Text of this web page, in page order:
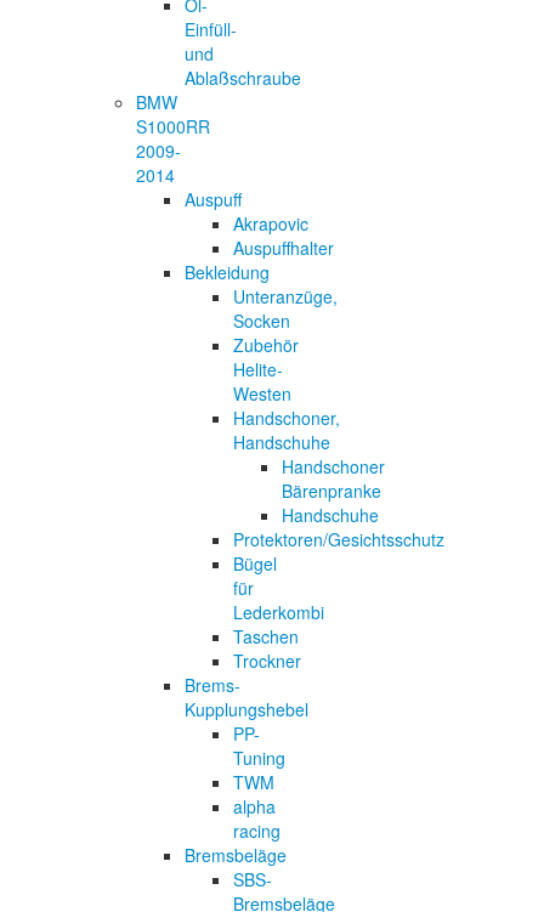
Einfüll-
und
Ablaßschraube
BMW
S1000RR
2009-
2014
Auspuff
Akrapovic
Auspuffhalter
Bekleidung
Unteranzüge,
Socken
Zubehör
Helite-
Westen
Handschoner,
Handschuhe
Handschoner
Bärenpranke
Handschuhe
Protektoren/Gesichtsschutz
Bügel
für
Lederkombi
Taschen
Trockner
Brems-
Kupplungshebel
PP-
Tuning
TWM
alpha
racing
Bremsbeläge
SBS-
Bremsbeläge